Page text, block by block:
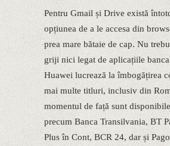
Pentru Gmail și Drive există
opțiunea de a le accesa din
prea mare bătaie de cap. Nu
griji nici legat de aplicațiile
Huawei lucrează la îmbogățirea
mai multe titluri, inclusiv din
momentul de față sunt
precum Banca Transilvania, BT
Plus în Cont, BCR 24, dar și